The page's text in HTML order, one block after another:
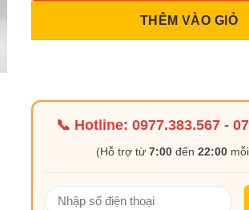
THÊM VÀO GIỎ
📞 Hotline:0977.383.567 -
(Hỗ trợ từ7:00 đến22:00